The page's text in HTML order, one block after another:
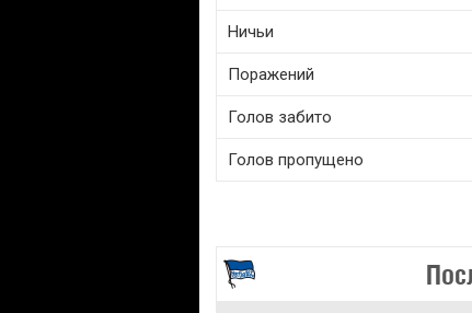
Ничьи
Поражений
Голов забито
Голов пропущено